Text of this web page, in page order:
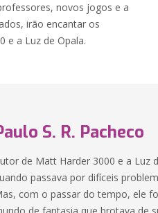
novos jogos e a
irão encantar os
e a Luz de Opala.
S. R. Pacheco
de Matt Harder 3000 e a Luz
passava por difíceis
com o passar do tempo, ele